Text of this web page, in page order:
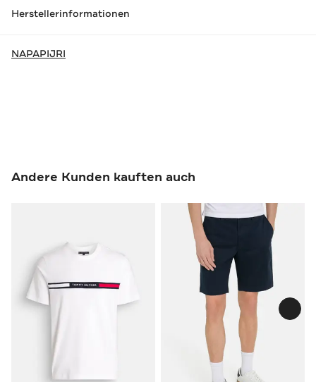
Herstellerinformationen
NAPAPIJRI
Andere Kunden kauften auch